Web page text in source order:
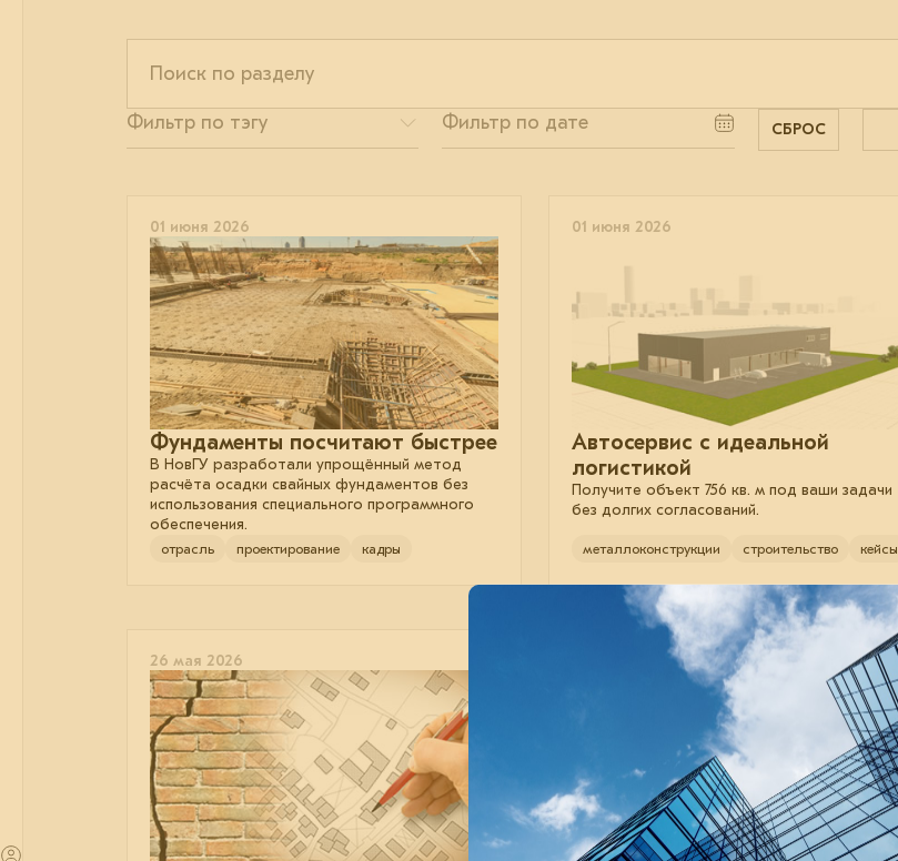
СБРОС
01 июня 2026
Фундаменты посчитают быстрее
В НовГУ разработали упрощённый метод
расчёта осадки свайных фундаментов без
использования специального программного
обеспечения.
отрасль проектирование кадры
01 июня 2026
Автосервис с идеальной
логистикой
Получите объект 756 кв. м под ваши задачи
без долгих согласований.
металлоконструкции строительство кейсы
26 мая 2026